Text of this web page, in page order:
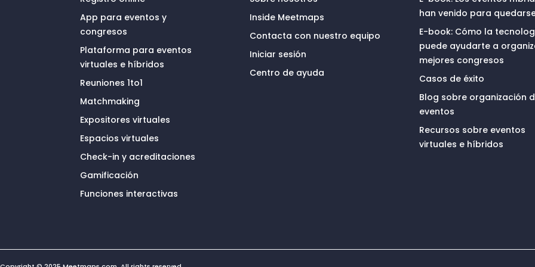
App para eventos y
congresos
Plataforma para eventos
virtuales e híbridos
Reuniones 1to1
Matchmaking
Expositores virtuales
Espacios virtuales
Check-in y acreditaciones
Gamificación
Funciones interactivas
Inside Meetmaps
Contacta con nuestro equipo
Iniciar sesión
Centro de ayuda
han venido para
E-book: Cómo la
puede ayudarte a
mejores congresos
Casos de éxito
Blog sobre organización
eventos
Recursos sobre eventos
virtuales e híbridos